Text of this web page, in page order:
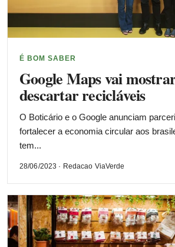
É BOM SABER
Google Maps vai
descartar recicláveis
O Boticário e o Google anunciam
fortalecer a economia circular aos
tem...
28/06/2023 · Redacao ViaVerde